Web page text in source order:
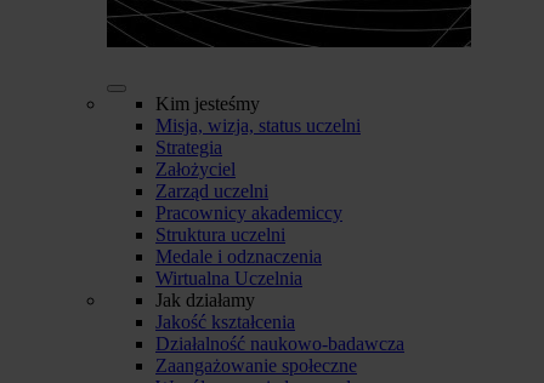
Kim jesteśmy
Misja, wizja, status uczelni
Strategia
Założyciel
Zarząd uczelni
Pracownicy akademiccy
Struktura uczelni
Medale i odznaczenia
Wirtualna Uczelnia
Jak działamy
Jakość kształcenia
Działalność naukowo-badawcza
Zaangażowanie społeczne